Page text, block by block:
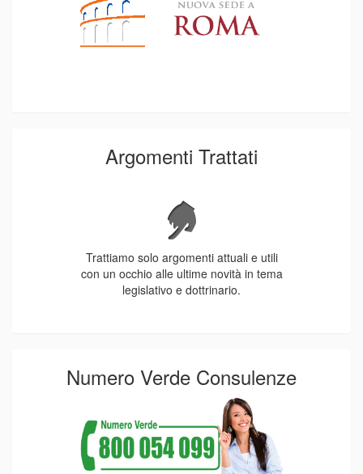
Argomenti Trattati
Trattiamo solo argomenti attuali e utili
con un occhio alle ultime novità in tema
legislativo e dottrinario.
Numero Verde Consulenze